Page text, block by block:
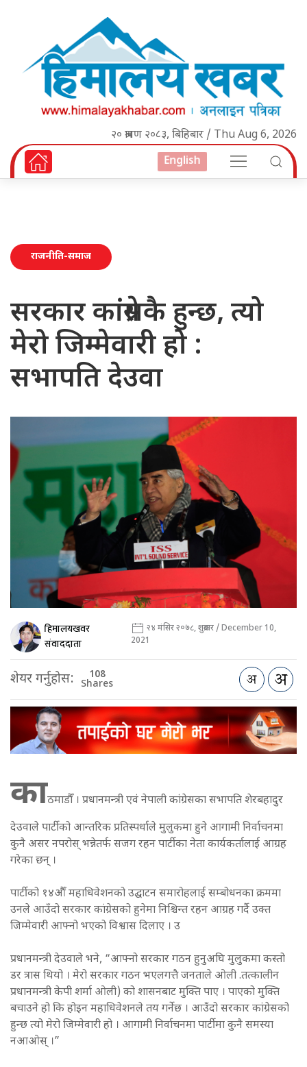
२० श्रावण २०८३, बिहिबार / Thu Aug 6, 2026
English
राजनीति-समाज
सरकार कांग्रेसकै हुन्छ, त्यो
मेरो जिम्मेवारी हो :
सभापति देउवा
हिमालयखवर
संवाददाता
२४ मंसिर २०७८, शुक्रबार / December 10,
2021
शेयर गर्नुहोस: 108
Shares
काठमाडौँ । प्रधानमन्त्री एवं नेपाली कांग्रेसका सभापति शेरबहादुर
देउवाले पार्टीको आन्तरिक प्रतिस्पर्धाले मुलुकमा हुने आगामी निर्वाचनमा
कुनै असर नपरोस् भन्नेतर्फ सजग रहन पार्टीका नेता कार्यकर्तालाई आग्रह
गरेका छन् ।
पार्टीको १४औँ महाधिवेशनको उद्घाटन समारोहलाई सम्बोधनका क्रममा
उनले आउँदो सरकार कांग्रेसको हुनेमा निश्चिन्त रहन आग्रह गर्दै उक्त
जिम्मेवारी आफ्नो भएको विश्वास दिलाए । उ
प्रधानमन्त्री देउवाले भने, “आफ्नो सरकार गठन हुनुअघि मुलुकमा कस्तो
डर त्रास थियो । मेरो सरकार गठन भएलगत्तै जनताले ओली .तत्कालीन
प्रधानमन्त्री केपी शर्मा ओली) को शासनबाट मुक्ति पाए । पाएको मुक्ति
बचाउने हो कि होइन महाधिवेशनले तय गर्नेछ । आउँदो सरकार कांग्रेसको
हुन्छ त्यो मेरो जिम्मेवारी हो । आगामी निर्वाचनमा पार्टीमा कुनै समस्या
नआओस् ।”